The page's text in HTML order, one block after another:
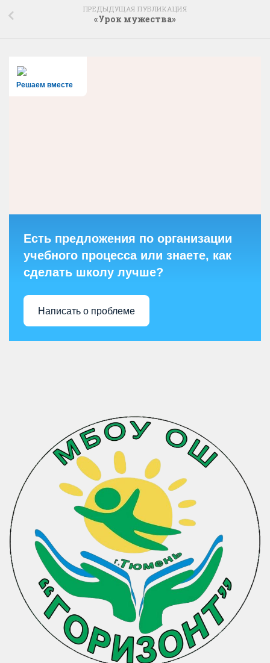
ПРЕДЫДУЩАЯ ПУБЛИКАЦИЯ
«Урок мужества»
Решаем вместе
Есть предложения по организации
учебного процесса или знаете, как
сделать школу лучше?
Написать о проблеме